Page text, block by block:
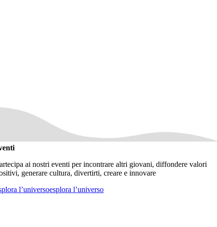
ai nostri eventi per incontrare altri giovani, diffondere valori
generare cultura, divertirti, creare e innovare
l’universoesplora l’universo